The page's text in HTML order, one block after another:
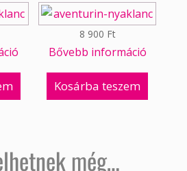
8 900 Ft
Bővebb információ
Kosárba teszem
még…